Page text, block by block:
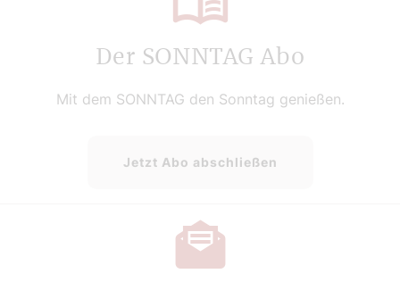
Der SONNTAG Abo
Mit dem SONNTAG den Sonntag genießen.
Jetzt Abo abschließen